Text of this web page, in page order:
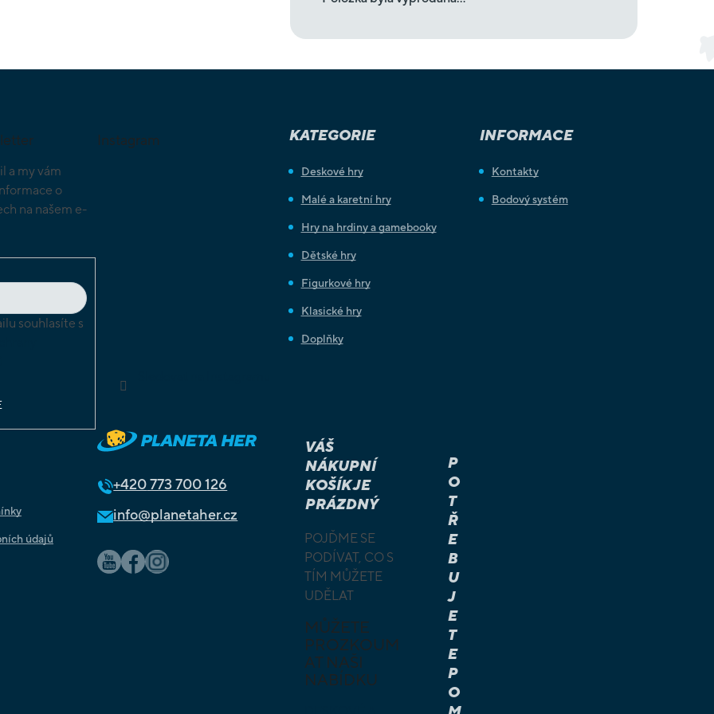
a my vám
o
na našem e-
souhlasíte s
Instagram KATEGORIE
Deskové hry
Malé a karetní hry
Hry na hrdiny a gamebooky
Dětské hry
Figurkové hry
Klasické hry
Doplňky
INFORMACE
Kontakty
Bodový systém
údajů
+420773 700 126
info@planetaher.cz
VÁŠ
NÁKUPNÍ
KOŠÍK JE
PRÁZDNÝ
POJĎME SE
PODÍVAT, CO S
TÍM MŮŽETE
UDĚLAT
MŮŽETE
PROZKOUM
AT NAŠI
NABÍDKU
P
O
T
Ř
E
B
U
J
E
T
E
P
O